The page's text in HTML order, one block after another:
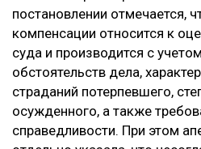
то, что девушка погибла в 20
семью и реализовать свои
мнению заявителя, суд
полной мере оценил глубину
страданий отца.
Что решил суд